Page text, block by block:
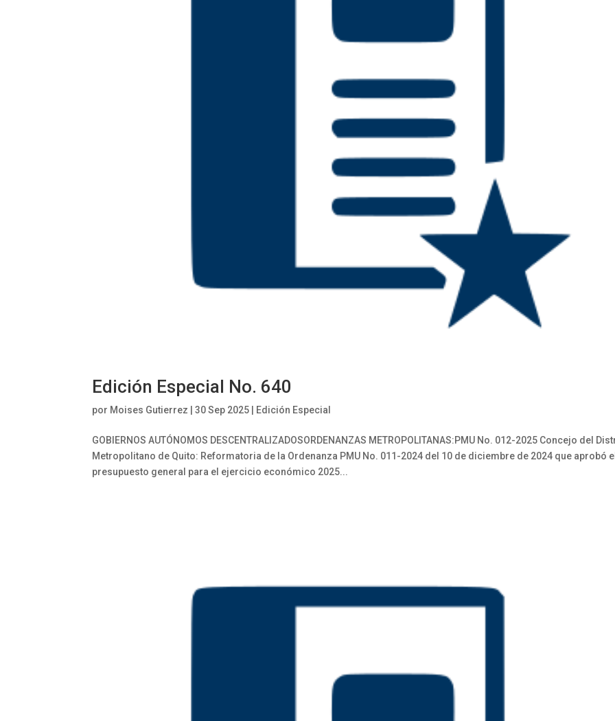
Edición Especial No. 640
por Moises Gutierrez |30 Sep 2025 Edición Especial
GOBIERNOS AUTÓNOMOS DESCENTRALIZADOSORDENANZAS METROPOLITANAS:PMU No. 012-2025 Concejo del
Metropolitano de Quito: Reformatoria de la Ordenanza PMU No. 011-2024 del 10 de diciembre de 2024 que aprobó el
presupuesto general para el ejercicio económico 2025...